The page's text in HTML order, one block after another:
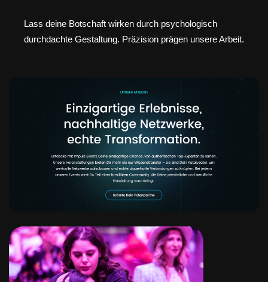
Lass deine Botschaft wirken durch psychologisch
durchdachte Gestaltung. Präzision prägen unsere Arbeit.